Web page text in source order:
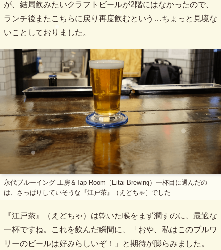
が、結局飲みたいクラフトビールが2階にはなかったので、
ランチ後またこちらに戻り再度飲むという…ちょっと見境な
いことしておりました。
永代ブルーイング 工房＆Tap Room（Eitai Brewing）一杯目に選んだの
は、さっぱりしていそうな『江戸茶』（えどちゃ）でした
『江戸茶』（えどちゃ）は乾いた喉をまず潤すのに、最適な
一杯ですね。これを飲んだ瞬間に、「おや、私はこのブルワ
リーのビールは好みらしいぞ！」と期待が膨らみました。